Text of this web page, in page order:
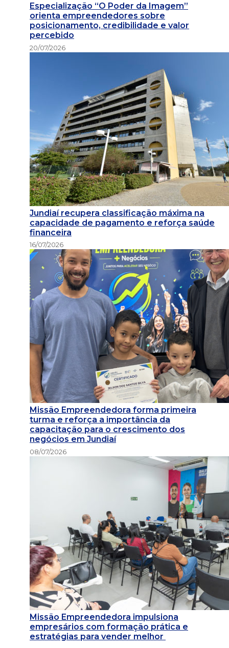
Especialização “O Poder da Imagem”
orienta empreendedores sobre
posicionamento, credibilidade e valor
percebido
20/07/2026
Jundiaí recupera classificação máxima na
capacidade de pagamento e reforça saúde
financeira
16/07/2026
Missão Empreendedora forma primeira
turma e reforça a importância da
capacitação para o crescimento dos
negócios em Jundiaí
08/07/2026
Missão Empreendedora impulsiona
empresários com formação prática e
estratégias para vender melhor